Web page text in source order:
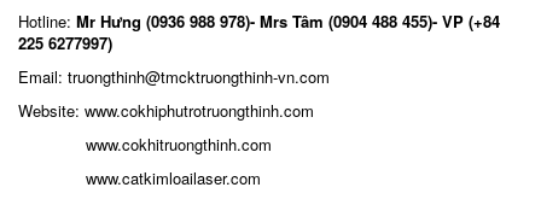
Hotline: Mr Hưng (0936 988 978)- Mrs Tâm (0904 488 455)- VP (+84
225 6277997)
Email: truongthinh@tmcktruongthinh-vn.com
Website: www.cokhiphutrotruongthinh.com
www.cokhitruongthinh.com
www.catkimloailaser.com